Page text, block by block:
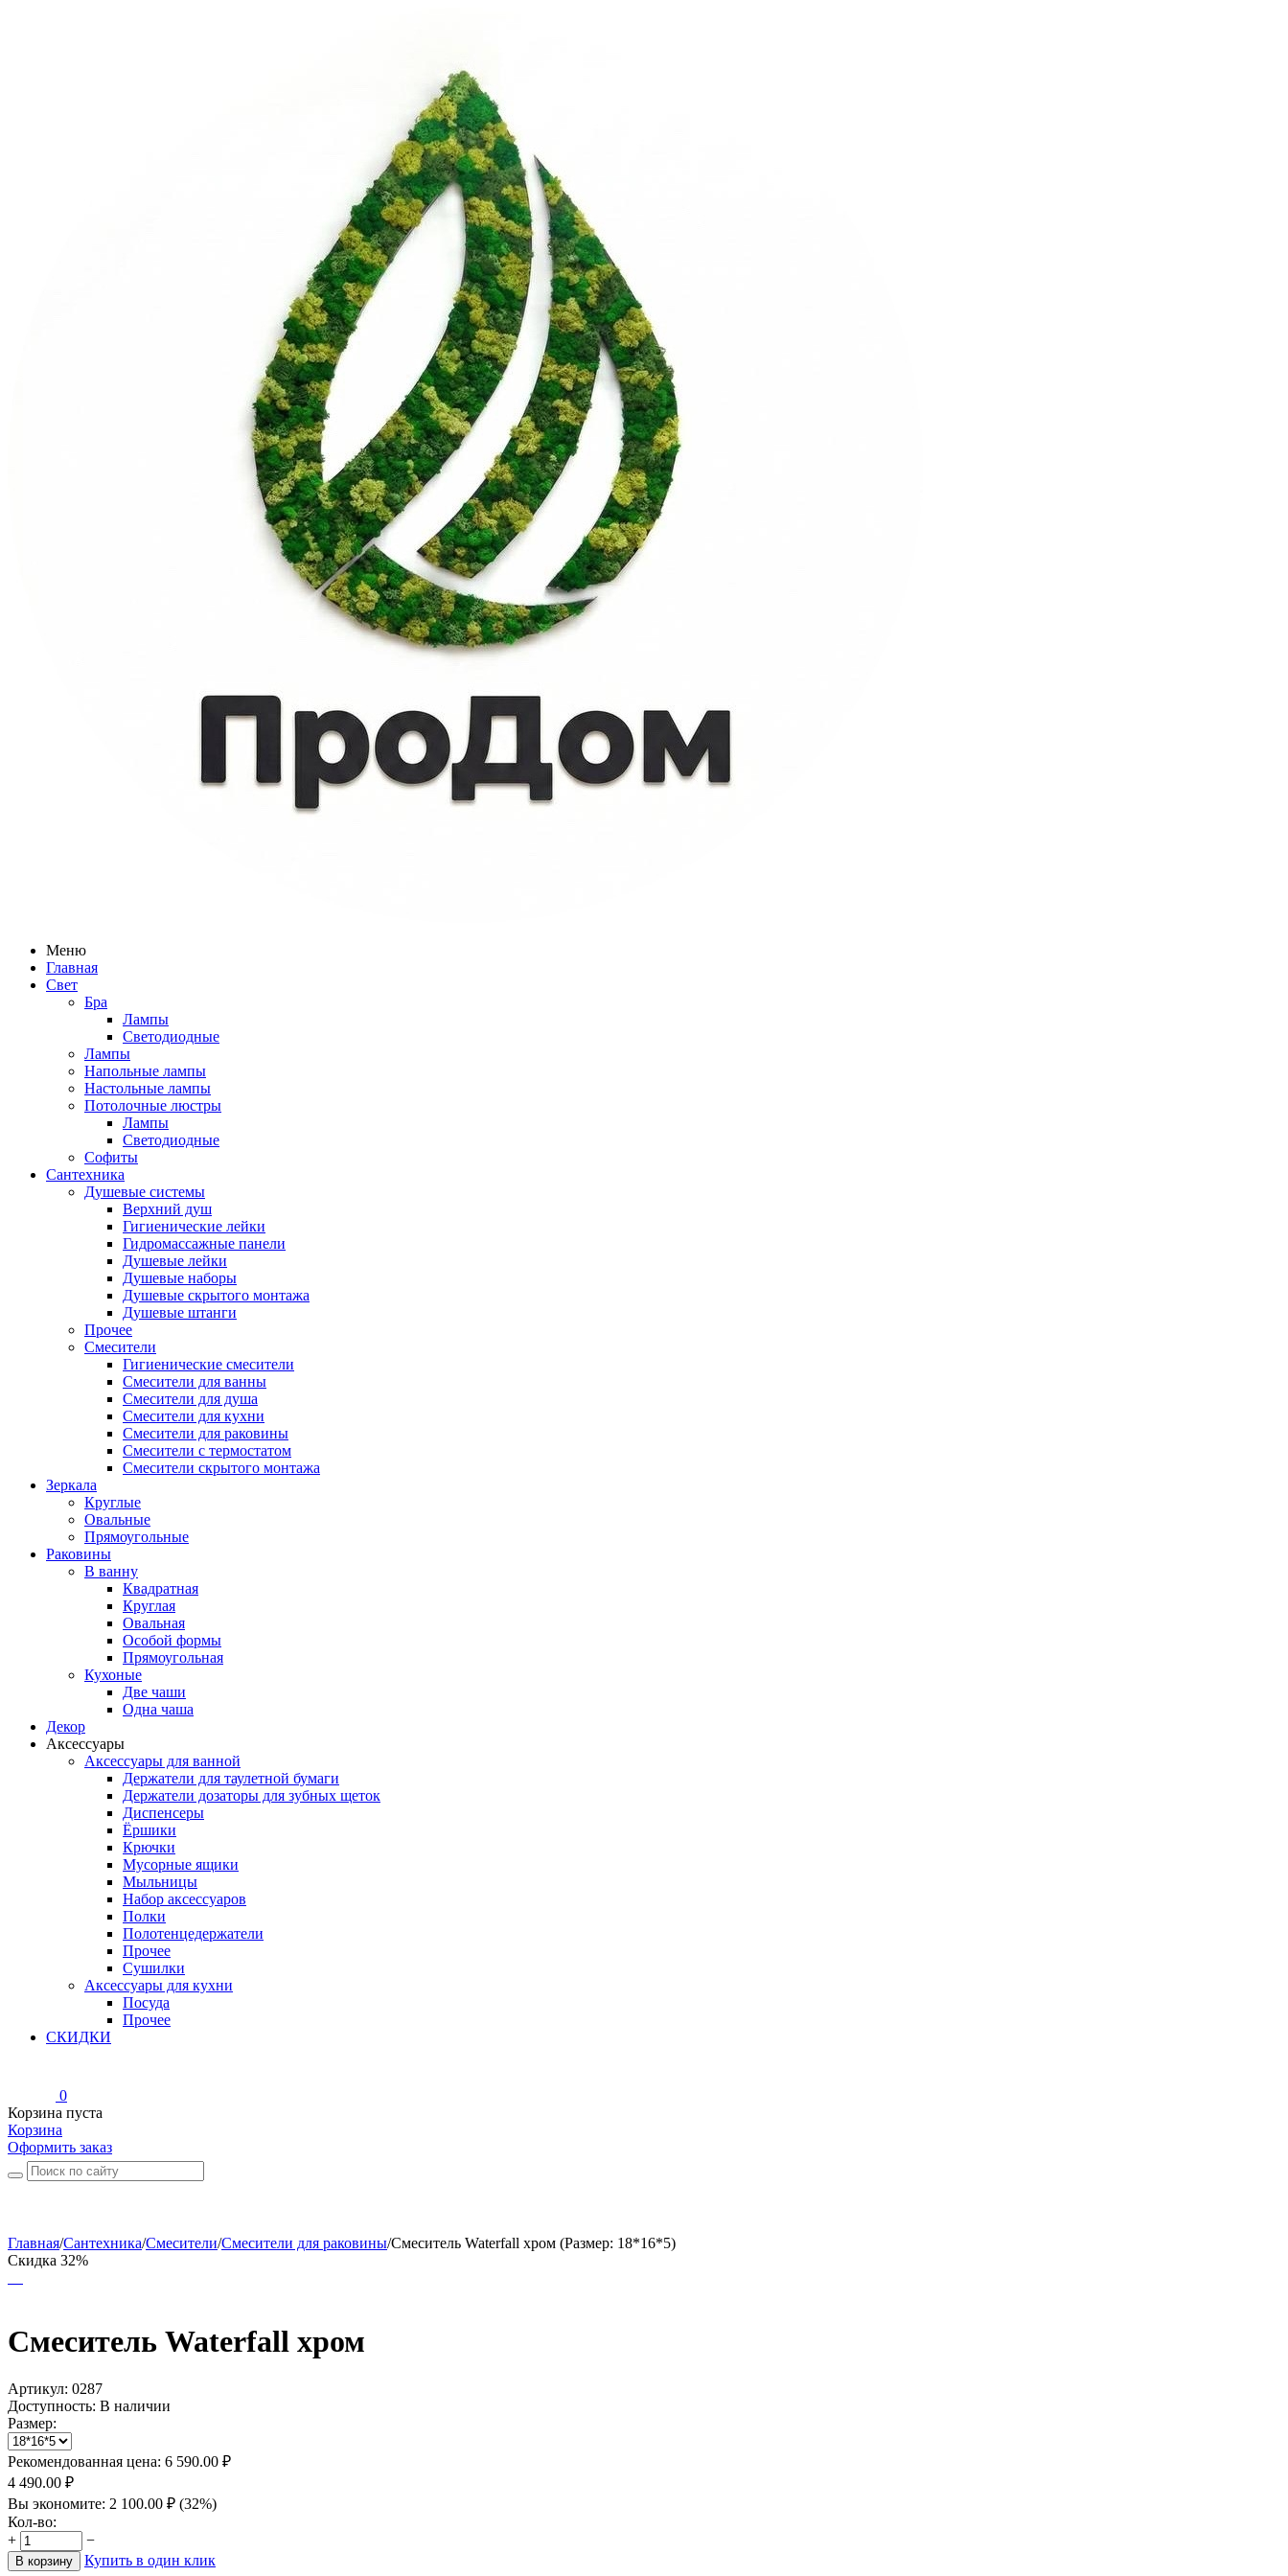
Меню
Главная
Свет
Бра
Лампы
Светодиодные
Лампы
Напольные лампы
Настольные лампы
Потолочные люстры
Лампы
Светодиодные
Софиты
Сантехника
Душевые системы
Верхний душ
Гигиенические лейки
Гидромассажные панели
Душевые лейки
Душевые наборы
Душевые скрытого монтажа
Душевые штанги
Прочее
Смесители
Гигиенические смесители
Смесители для ванны
Смесители для душа
Смесители для кухни
Смесители для раковины
Смесители с термостатом
Смесители скрытого монтажа
Зеркала
Круглые
Овальные
Прямоугольные
Раковины
В ванну
Квадратная
Круглая
Овальная
Особой формы
Прямоугольная
Кухоные
Две чаши
Одна чаша
Декор
Аксессуары
Аксессуары для ванной
Держатели для таулетной бумаги
Держатели дозаторы для зубных щеток
Диспенсеры
Ёршики
Крючки
Мусорные ящики
Мыльницы
Набор аксессуаров
Полки
Полотенцедержатели
Прочее
Сушилки
Аксессуары для кухни
Посуда
Прочее
СКИДКИ
0
Корзина пуста
Корзина
Оформить заказ
Главная/Сантехника/Смесители/Смесители для раковины/Смеситель Waterfall хром (Размер: 18*16*5)
Скидка 32%
Смеситель Waterfall хром
Артикул: 0287
Доступность: В наличии
Размер:
Рекомендованная цена: 6 590.00 ₽
4 490.00 ₽
Вы экономите: 2 100.00 ₽ (32%)
Кол-во:
+
−
В корзину Купить в один клик